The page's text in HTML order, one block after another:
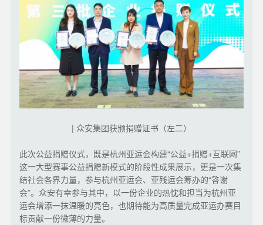
| 众安集团获颁捐赠证书（左二）
此次公益捐赠仪式，既是杭州亚运会构建“公益+捐赠+互联网”
这一大型赛事公益捐赠新模式的阶段性成果展示，更是一次集
结社会各界力量，参与杭州亚运会、亚残运会筹办的“答谢
会”。众安有幸参与其中，以一份企业的热忱和担当为杭州亚
运会增添一抹温暖的亮色，也期待能为高质量完成亚运办赛目
标贡献一份微薄的力量。